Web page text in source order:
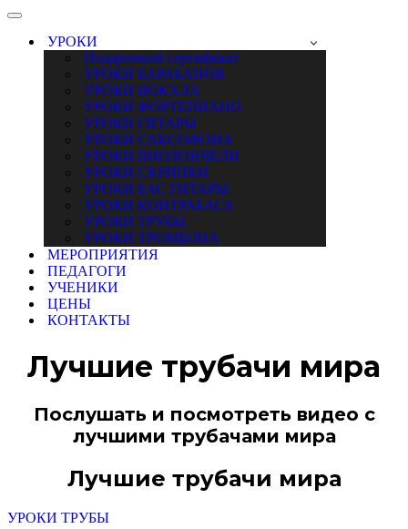
Меню
навигацииУРОКИ
Подарочный сертификат
УРОКИ БАРАБАНОВ
УРОКИ ВОКАЛА
УРОКИ ФОРТЕПИАНО
УРОКИ ГИТАРЫ
УРОКИ САКСОФОНА
УРОКИ ВИОЛОНЧЕЛИ
УРОКИ СКРИПКИ
УРОКИ БАС ГИТАРЫ
УРОКИ КОНТРАБАСА
УРОКИ ТРУБЫ
УРОКИ ТРОМБОНА
МЕРОПРИЯТИЯ
ПЕДАГОГИ
УЧЕНИКИ
ЦЕНЫ
КОНТАКТЫ
Лучшие трубачи мира
Послушать и посмотреть видео с
лучшими трубачами мира
Лучшие трубачи мира
УРОКИ ТРУБЫ